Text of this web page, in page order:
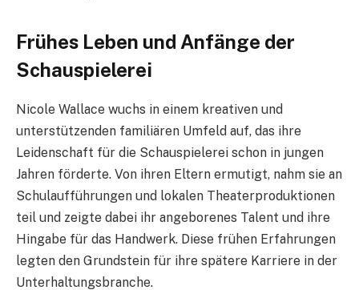
Frühes Leben und Anfänge der
Schauspielerei
Nicole Wallace wuchs in einem kreativen und
unterstützenden familiären Umfeld auf, das ihre
Leidenschaft für die Schauspielerei schon in jungen
Jahren förderte. Von ihren Eltern ermutigt, nahm sie an
Schulaufführungen und lokalen Theaterproduktionen
teil und zeigte dabei ihr angeborenes Talent und ihre
Hingabe für das Handwerk. Diese frühen Erfahrungen
legten den Grundstein für ihre spätere Karriere in der
Unterhaltungsbranche.